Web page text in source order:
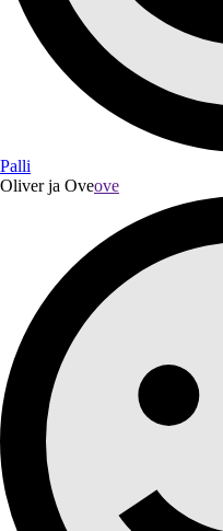
Palli
Oliver ja Oveove